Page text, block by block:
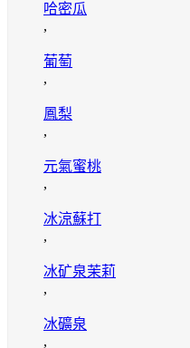
哈密瓜
,
葡萄
,
鳳梨
,
元氣蜜桃
,
冰涼蘇打
,
冰矿泉茉莉
,
冰礦泉
,